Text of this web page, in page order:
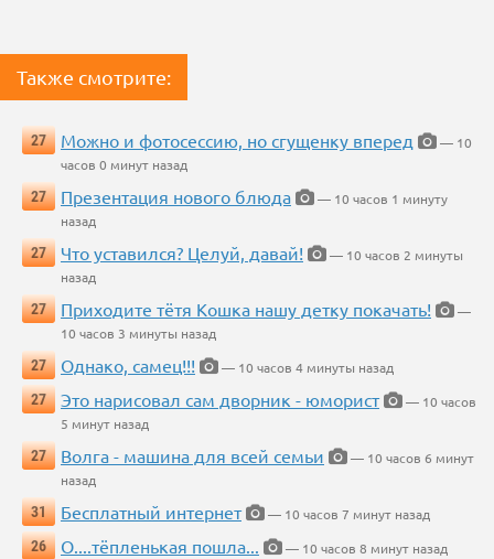
Также смотрите:
27 Можно и фотосессию, но сгущенку вперед
— 10
часов 0 минут назад
27
Презентация нового блюда
— 10 часов 1 минуту
назад
27
Что уставился? Целуй, давай!
— 10 часов 2 минуты
назад
27
Приходите тётя Кошка нашу детку покачать!
—
10 часов 3 минуты назад
27
Однако, самец!!!
— 10 часов 4 минуты назад
27
Это нарисовал сам дворник - юморист
— 10 часов
5 минут назад
27
Волга - машина для всей семьи
— 10 часов 6 минут
назад
31
Бесплатный интернет
— 10 часов 7 минут назад
26
О....тёпленькая пошла...
— 10 часов 8 минут назад